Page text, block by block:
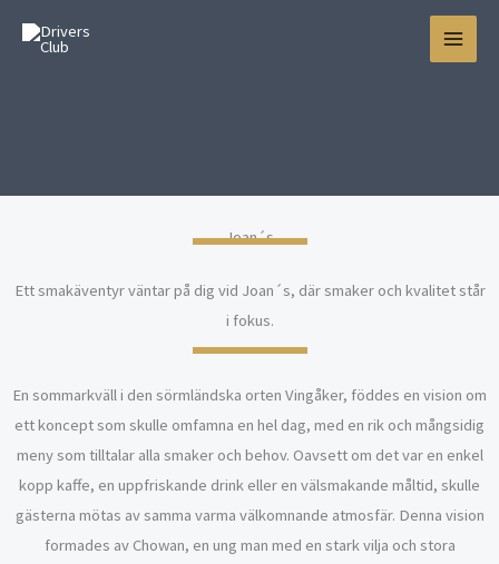
Joan´s
Ett smakäventyr väntar på dig vid Joan´s, där smaker och kvalitet står
i fokus.
En sommarkväll i den sörmländska orten Vingåker, föddes en vision om
ett koncept som skulle omfamna en hel dag, med en rik och mångsidig
meny som tilltalar alla smaker och behov. Oavsett om det var en enkel
kopp kaffe, en uppfriskande drink eller en välsmakande måltid, skulle
gästerna mötas av samma varma välkomnande atmosfär. Denna vision
formades av Chowan, en ung man med en stark vilja och stora